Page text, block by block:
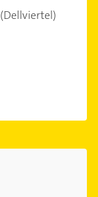
(Dellviertel)